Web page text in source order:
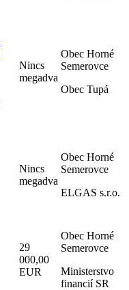
Nincs
megadva
Obec Horné
Semerovce
Obec Tupá
Nincs
megadva
Obec Horné
Semerovce
ELGAS s.r.o.
29
000,00
EUR
Obec Horné
Semerovce
Ministerstvo
financií SR